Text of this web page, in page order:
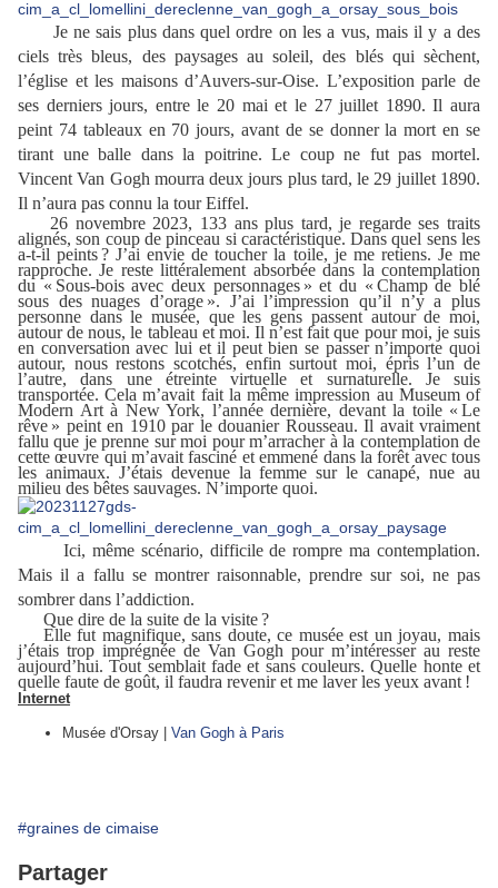
Je ne sais plus dans quel ordre on les a vus, mais il y a des
ciels très bleus, des paysages au soleil, des blés qui sèchent,
l’église et les maisons d’Auvers-sur-Oise. L’exposition parle de
ses derniers jours, entre le 20 mai et le 27 juillet 1890. Il aura
peint 74 tableaux en 70 jours, avant de se donner la mort en se
tirant une balle dans la poitrine. Le coup ne fut pas mortel.
Vincent Van Gogh mourra deux jours plus tard, le 29 juillet 1890.
Il n’aura pas connu la tour Eiffel.
26 novembre 2023, 133 ans plus tard, je regarde ses traits
alignés, son coup de pinceau si caractéristique. Dans quel sens les
a-t-il peints ? J’ai envie de toucher la toile, je me retiens. Je me
rapproche. Je reste littéralement absorbée dans la contemplation
du « Sous-bois avec deux personnages » et du « Champ de blé
sous des nuages d’orage ». J’ai l’impression qu’il n’y a plus
personne dans le musée, que les gens passent autour de moi,
autour de nous, le tableau et moi. Il n’est fait que pour moi, je suis
en conversation avec lui et il peut bien se passer n’importe quoi
autour, nous restons scotchés, enfin surtout moi, épris l’un de
l’autre, dans une étreinte virtuelle et surnaturelle. Je suis
transportée. Cela m’avait fait la même impression au Museum of
Modern Art à New York, l’année dernière, devant la toile « Le
rêve » peint en 1910 par le douanier Rousseau. Il avait vraiment
fallu que je prenne sur moi pour m’arracher à la contemplation de
cette œuvre qui m’avait fasciné et emmené dans la forêt avec tous
les animaux. J’étais devenue la femme sur le canapé, nue au
milieu des bêtes sauvages. N’importe quoi.
Ici, même scénario, difficile de rompre ma contemplation.
Mais il a fallu se montrer raisonnable, prendre sur soi, ne pas
sombrer dans l’addiction.
Que dire de la suite de la visite ?
Elle fut magnifique, sans doute, ce musée est un joyau, mais
j’étais trop imprégnée de Van Gogh pour m’intéresser au reste
aujourd’hui. Tout semblait fade et sans couleurs. Quelle honte et
quelle faute de goût, il faudra revenir et me laver les yeux avant !
Internet
Musée d'Orsay | Van Gogh à Paris
#graines de cimaise
Partager